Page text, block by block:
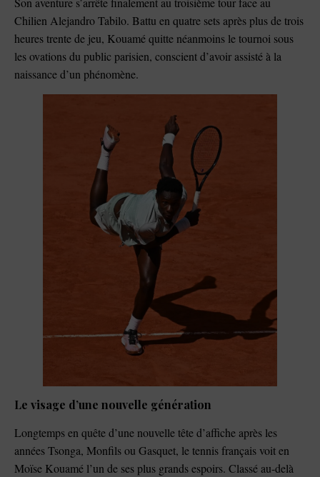
Chilien Alejandro Tabilo. Battu en quatre sets après plus de trois
heures trente de jeu, Kouamé quitte néanmoins le tournoi sous
les ovations du public parisien, conscient d’avoir assisté à la
naissance d’un phénomène.
Le visage d’une nouvelle génération
Longtemps en quête d’une nouvelle tête d’affiche après les
années Tsonga, Monfils ou Gasquet, le tennis français voit en
Moïse Kouamé l’un de ses plus grands espoirs. Classé au-delà